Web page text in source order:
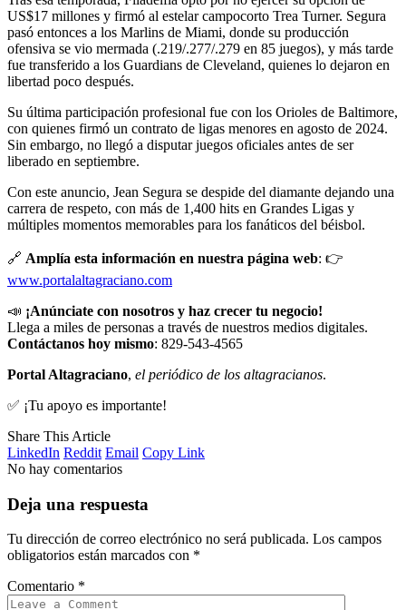
US$17 millones y firmó al estelar campocorto Trea Turner. Segura
pasó entonces a los Marlins de Miami, donde su producción
ofensiva se vio mermada (.219/.277/.279 en 85 juegos), y más tarde
fue transferido a los Guardians de Cleveland, quienes lo dejaron en
libertad poco después.
Su última participación profesional fue con los Orioles de Baltimore,
con quienes firmó un contrato de ligas menores en agosto de 2024.
Sin embargo, no llegó a disputar juegos oficiales antes de ser
liberado en septiembre.
Con este anuncio, Jean Segura se despide del diamante dejando una
carrera de respeto, con más de 1,400 hits en Grandes Ligas y
múltiples momentos memorables para los fanáticos del béisbol.
🔗 Amplía esta información en nuestra página web: 👉
www.portalaltagraciano.com
📣 ¡Anúnciate con nosotros y haz crecer tu negocio!
Llega a miles de personas a través de nuestros medios digitales.
Contáctanos hoy mismo: 829-543-4565
Portal Altagraciano, el periódico de los altagracianos.
✅ ¡Tu apoyo es importante!
Share This Article
LinkedIn Reddit Email Copy Link
No hay comentarios
Deja una respuesta
Tu dirección de correo electrónico no será publicada. Los campos
obligatorios están marcados con *
Comentario *